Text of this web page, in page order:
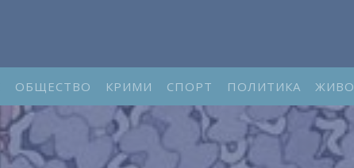
ОБЩЕСТВО КРИМИ СПОРТ ПОЛИТИКА